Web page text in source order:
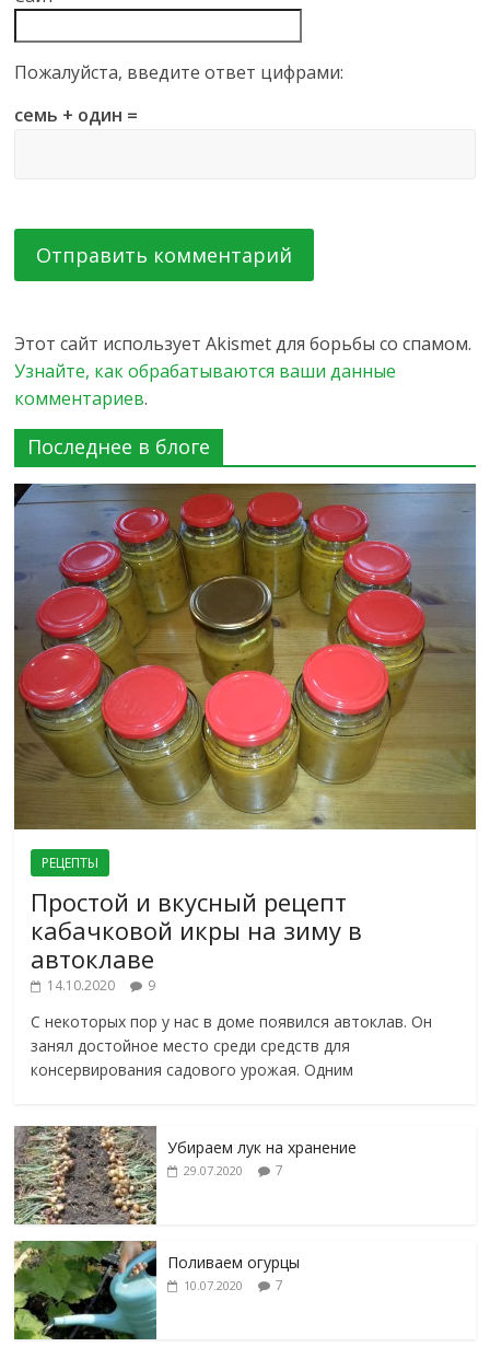
Пожалуйста, введите ответ цифрами:
семь + один =
Этот сайт использует Akismet для борьбы со спамом.
Узнайте, как обрабатываются ваши данные
комментариев.
Последнее в блоге
РЕЦЕПТЫ
Простой и вкусный рецепт
кабачковой икры на зиму в
автоклаве
14.10.2020 9
С некоторых пор у нас в доме появился автоклав. Он
занял достойное место среди средств для
консервирования садового урожая. Одним
Убираем лук на хранение
29.07.2020 7
Поливаем огурцы
10.07.2020 7